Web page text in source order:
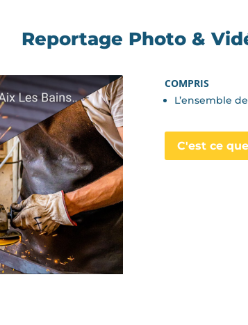
Reportage Photo &
COMPRIS
L’ensemble
C'est ce